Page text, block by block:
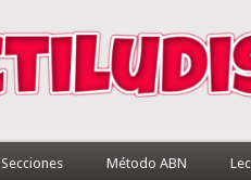
Secciones Método ABN